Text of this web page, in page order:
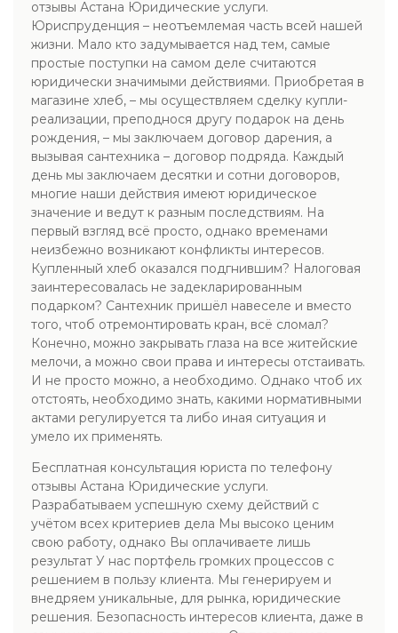
отзывы Астана Юридические услуги.
Юриспруденция – неотъемлемая часть всей нашей
жизни. Мало кто задумывается над тем, самые
простые поступки на самом деле считаются
юридически значимыми действиями. Приобретая в
магазине хлеб, – мы осуществляем сделку купли-
реализации, преподнося другу подарок на день
рождения, – мы заключаем договор дарения, а
вызывая сантехника – договор подряда. Каждый
день мы заключаем десятки и сотни договоров,
многие наши действия имеют юридическое
значение и ведут к разным последствиям. На
первый взгляд всё просто, однако временами
неизбежно возникают конфликты интересов.
Купленный хлеб оказался подгнившим? Налоговая
заинтересовалась не задекларированным
подарком? Сантехник пришёл навеселе и вместо
того, чтоб отремонтировать кран, всё сломал?
Конечно, можно закрывать глаза на все житейские
мелочи, а можно свои права и интересы отстаивать.
И не просто можно, а необходимо. Однако чтоб их
отстоять, необходимо знать, какими нормативными
актами регулируется та либо иная ситуация и
умело их применять.
Бесплатная консультация юриста по телефону
отзывы Астана Юридические услуги.
Разрабатываем успешную схему действий с
учётом всех критериев дела Мы высоко ценим
свою работу, однако Вы оплачиваете лишь
результат У нас портфель громких процессов с
решением в пользу клиента. Мы генерируем и
внедряем уникальные, для рынка, юридические
решения. Безопасность интересов клиента, даже в